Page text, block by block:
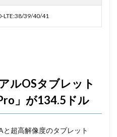
LTE:38/39/40/41
ルOSタブレット
」が134.5ドル
超高解像度のタブレット